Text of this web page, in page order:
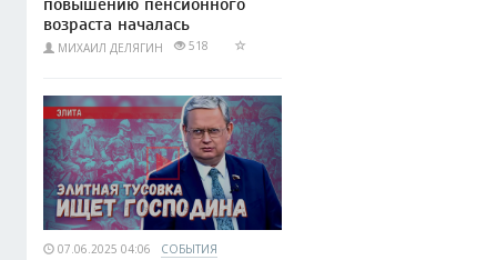
повышению пенсионного
возраста началась
МИХАИЛ ДЕЛЯГИН 518
07.06.2025 04:06 СОБЫТИЯ